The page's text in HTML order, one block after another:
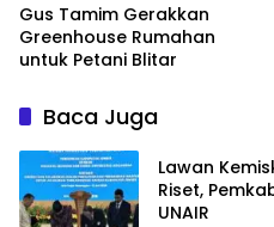
Gus Tamim Gerakkan
Greenhouse Rumahan
untuk Petani Blitar
Baca Juga
Lawan
Riset,
UNAIR